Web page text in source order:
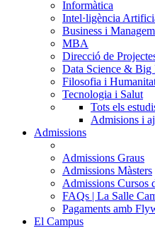
Informàtica
Intel·ligència
Business i
MBA
Direcció de
Data Science & Big
Filosofia i
Tecnologia i Salut
Tots els
Admisions i
Admissions
Admissions Graus
Admissions Màsters
Admissions Cursos
FAQs | La Salle
Pagaments amb
El Campus